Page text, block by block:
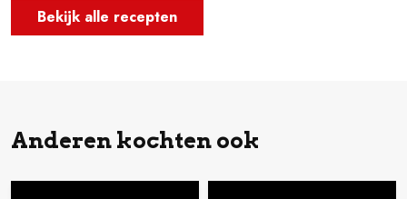
Bekijk alle recepten
Anderen kochten ook